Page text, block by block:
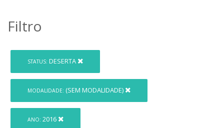
Filtro
STATUS: DESERTA
MODALIDADE: (SEM MODALIDADE)
ANO: 2016